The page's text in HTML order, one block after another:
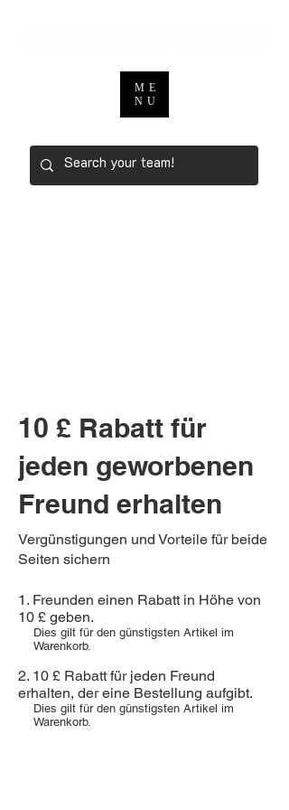
ME
NU
10 £ Rabatt für
jeden geworbenen
Freund erhalten
Vergünstigungen und Vorteile für beide
Seiten sichern
Freunden einen Rabatt in Höhe von
10 £ geben.
Dies gilt für den günstigsten Artikel im
Warenkorb.
10 £ Rabatt für jeden Freund
erhalten, der eine Bestellung aufgibt.
Dies gilt für den günstigsten Artikel im
Warenkorb.